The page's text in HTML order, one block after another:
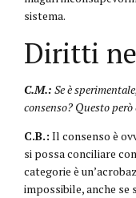
sistema.
Diritti
C.M.: Se è
consenso? Questo
C.B.: Il consenso è
si possa conciliare
categorie è
impossibile, anche se